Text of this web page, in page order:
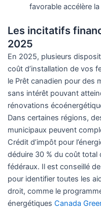
favorable accélère
Les incitatifs
2025
En 2025, plusieurs
coût d’installation de vos
le Prêt canadien pour des
sans intérêt pouvant
rénovations
Dans certaines régions,
municipaux peuvent
Crédit d’impôt pour
déduire 30 % du coût
fédéraux. Il est conseillé
pour identifier toutes les
droit, comme le
énergétiques Canada